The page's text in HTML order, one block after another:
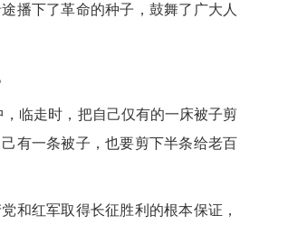
播下了革命的种子，鼓舞了广大人
临走时，把自己仅有的一床被子剪
有一条被子，也要剪下半条给老百
红军取得长征胜利的根本保证，